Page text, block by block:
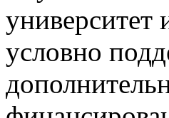
университет
условно